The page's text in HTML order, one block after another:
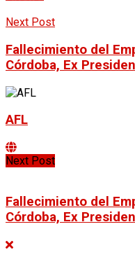
Next Post
Fallecimiento del
Córdoba, Ex
AFL
Next Post
Fallecimiento del
Córdoba, Ex